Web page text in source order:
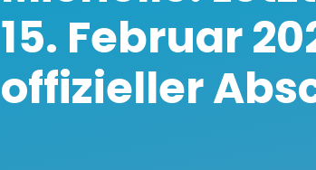
15. Februar
offizieller